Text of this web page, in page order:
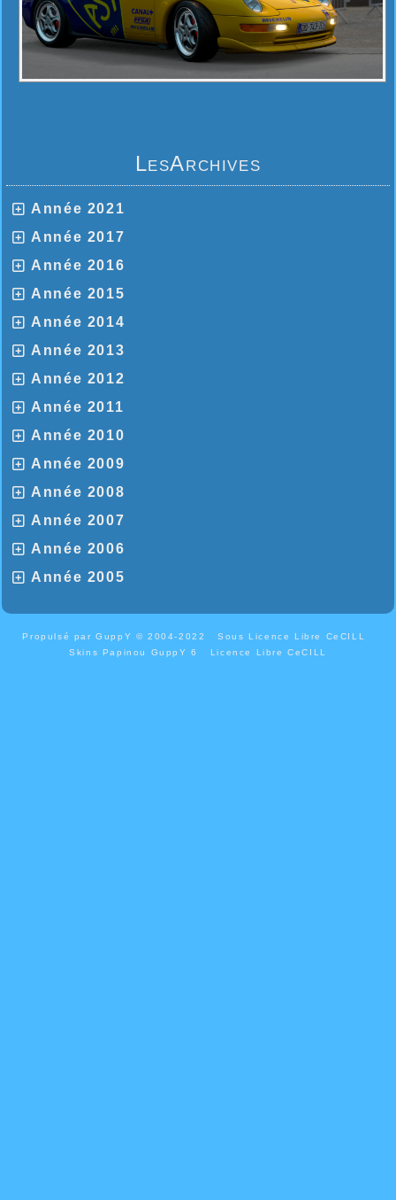
LesArchives
Année 2021
Année 2017
Année 2016
Année 2015
Année 2014
Année 2013
Année 2012
Année 2011
Année 2010
Année 2009
Année 2008
Année 2007
Année 2006
Année 2005
Propulsé par GuppY © 2004-2022
Sous Licence Libre CeCILL
Skins Papinou GuppY 6
Licence Libre CeCILL